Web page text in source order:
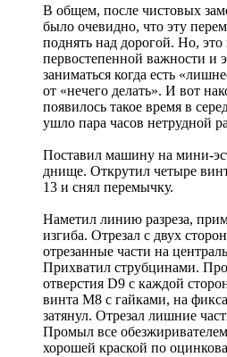
В общем, после чистовых
было очевидно, что эту
поднять над дорогой. Но,
первостепенной важности и
заниматься когда есть
от «нечего делать». И вот
появилось такое время в
ушло пара часов нетрудной
Поставил машину на мини-
днище. Открутил четыре
13 и снял перемычку.
Наметил линию разреза,
изгиба. Отрезал с двух
отрезанные части на
Прихватил струбцинами.
отверстия D9 с каждой
винта М8 с гайками, на
затянул. Отрезал лишние
Промыл все
хорошей краской по